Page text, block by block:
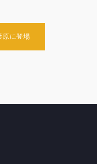
原に登場